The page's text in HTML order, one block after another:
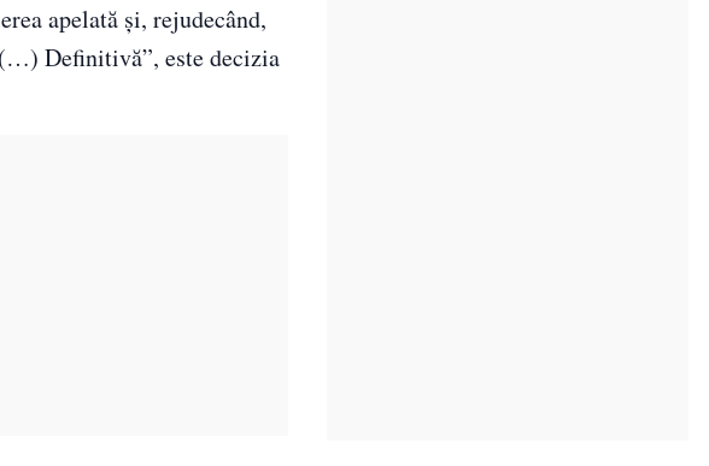
apelată şi, rejudecând,
Definitivă”, este decizia